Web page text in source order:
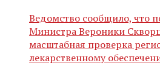
Ведомство сообщило, что
Министра Вероники
масштабная проверка
лекарственному